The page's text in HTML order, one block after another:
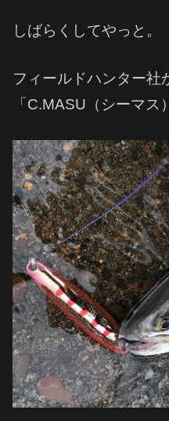
しばらくしてやっと。
フィールドハンター社
「C.MASU（シーマス